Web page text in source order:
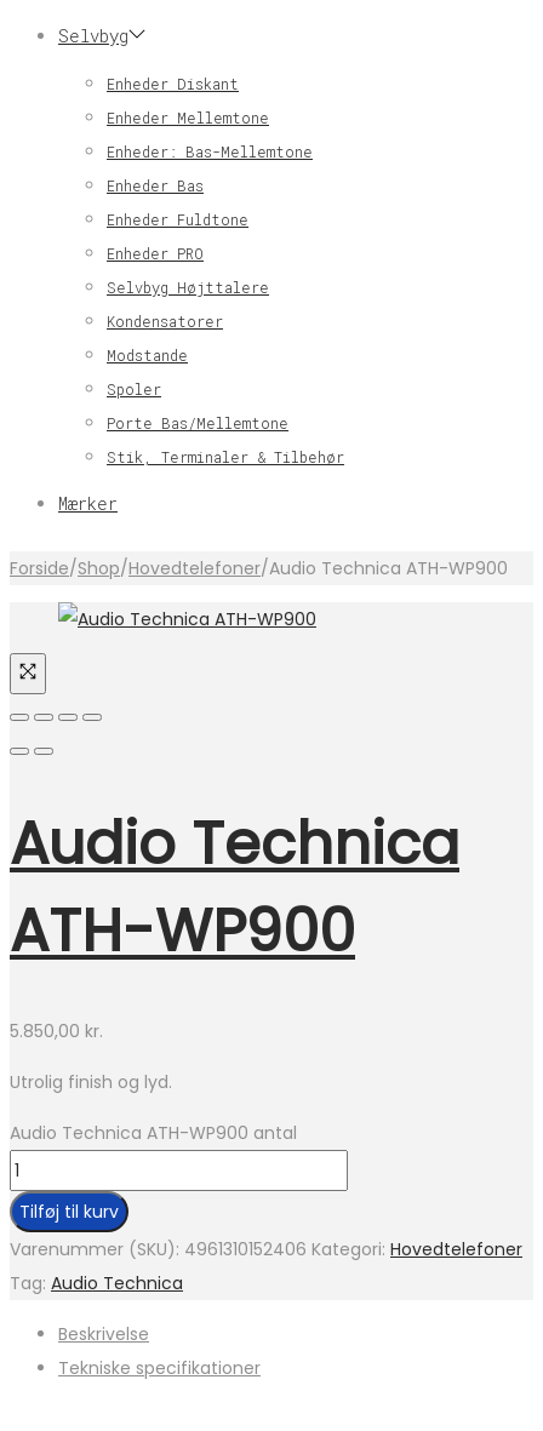
Selvbyg
Enheder Diskant
Enheder Mellemtone
Enheder: Bas-Mellemtone
Enheder Bas
Enheder Fuldtone
Enheder PRO
Selvbyg Højttalere
Kondensatorer
Modstande
Spoler
Porte Bas/Mellemtone
Stik, Terminaler & Tilbehør
Mærker
Forside/Shop/Hovedtelefoner/Audio Technica ATH-WP900
Audio Technica
ATH-WP900
5.850,00 kr.
Utrolig finish og lyd.
Audio Technica ATH-WP900 antal
Tilføj til kurv
Varenummer (SKU): 4961310152406 Kategori: Hovedtelefoner
Tag: Audio Technica
Beskrivelse
Tekniske specifikationer